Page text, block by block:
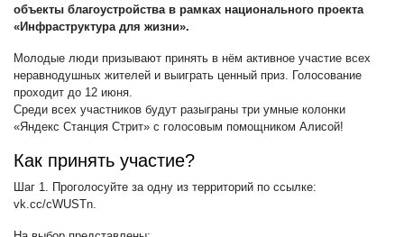
объекты благоустройства в рамках национального проекта
«Инфраструктура для жизни».
Молодые люди призывают принять в нём активное участие всех
неравнодушных жителей и выиграть ценный приз. Голосование
проходит до 12 июня.
Среди всех участников будут разыграны три умные колонки
«Яндекс Станция Стрит» с голосовым помощником Алисой!
Как принять участие?
Шаг 1. Проголосуйте за одну из территорий по ссылке:
vk.cc/cWUSTn.